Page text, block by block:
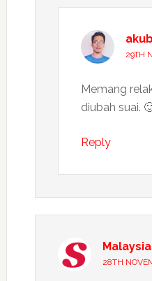
29TH
Memang
diubah suai.
Reply
28TH